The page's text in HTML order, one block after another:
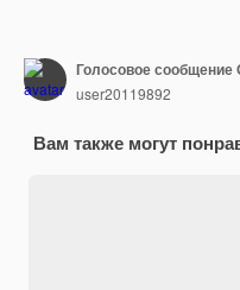
user20119892
Вам также могут